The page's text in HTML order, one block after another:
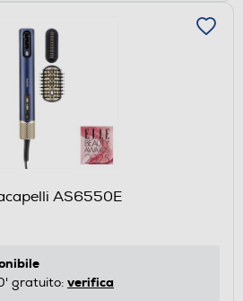
AS6550E
gratuito: verifica